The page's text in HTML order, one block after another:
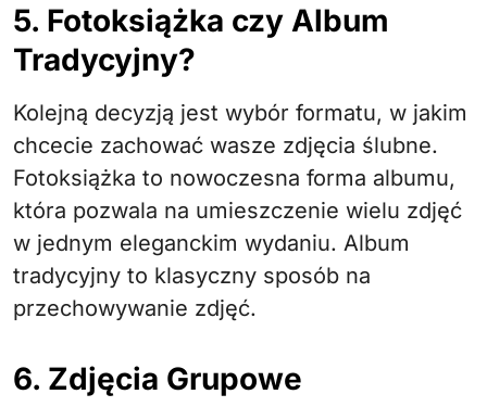
5. Fotoksiążka czy Album
Tradycyjny?
Kolejną decyzją jest wybór formatu, w jakim
chcecie zachować wasze zdjęcia ślubne.
Fotoksiążka to nowoczesna forma albumu,
która pozwala na umieszczenie wielu zdjęć
w jednym eleganckim wydaniu. Album
tradycyjny to klasyczny sposób na
przechowywanie zdjęć.
6. Zdjęcia Grupowe